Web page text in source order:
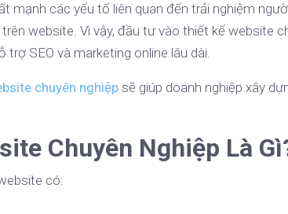
mạnh các yếu tố liên quan đến trải nghiệm
website. Vì vậy, đầu tư vào thiết kế website
SEO và marketing online lâu dài.
chuyên nghiệpsẽ giúp doanh nghiệp xây
Chuyên Nghiệp Là
có: